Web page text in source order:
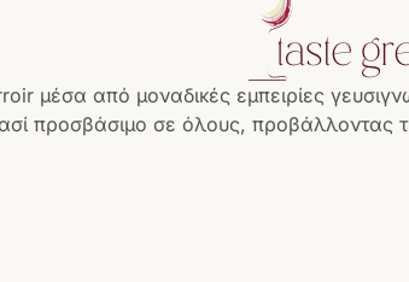
μέσα από μοναδικές εμπειρίες
προσβάσιμο σε όλους, προβάλλοντας